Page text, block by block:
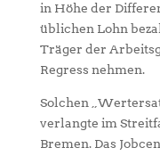
in Höhe der
üblichen Lohn
Träger der
Regress nehmen.
Solchen
verlangte im
Bremen. Das